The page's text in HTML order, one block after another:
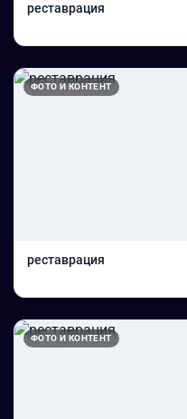
реставрация
ФОТО И КОНТЕНТ
реставрация
ФОТО И КОНТЕНТ